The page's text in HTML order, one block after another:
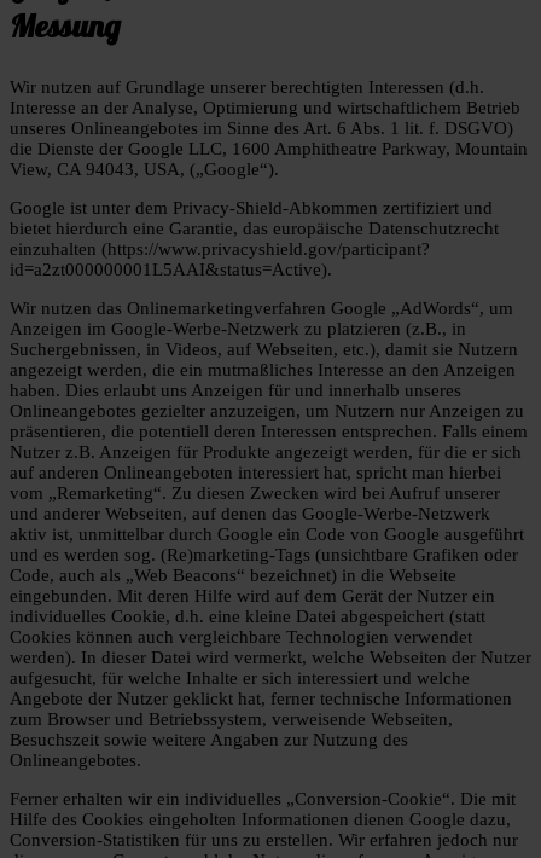
Messung
Wir nutzen auf Grundlage unserer berechtigten Interessen (d.h.
Interesse an der Analyse, Optimierung und wirtschaftlichem Betrieb
unseres Onlineangebotes im Sinne des Art. 6 Abs. 1 lit. f. DSGVO)
die Dienste der Google LLC, 1600 Amphitheatre Parkway, Mountain
View, CA 94043, USA, („Google“).
Google ist unter dem Privacy-Shield-Abkommen zertifiziert und
bietet hierdurch eine Garantie, das europäische Datenschutzrecht
einzuhalten (https://www.privacyshield.gov/participant?
id=a2zt000000001L5AAI&status=Active).
Wir nutzen das Onlinemarketingverfahren Google „AdWords“, um
Anzeigen im Google-Werbe-Netzwerk zu platzieren (z.B., in
Suchergebnissen, in Videos, auf Webseiten, etc.), damit sie Nutzern
angezeigt werden, die ein mutmaßliches Interesse an den Anzeigen
haben. Dies erlaubt uns Anzeigen für und innerhalb unseres
Onlineangebotes gezielter anzuzeigen, um Nutzern nur Anzeigen zu
präsentieren, die potentiell deren Interessen entsprechen. Falls einem
Nutzer z.B. Anzeigen für Produkte angezeigt werden, für die er sich
auf anderen Onlineangeboten interessiert hat, spricht man hierbei
vom „Remarketing“. Zu diesen Zwecken wird bei Aufruf unserer
und anderer Webseiten, auf denen das Google-Werbe-Netzwerk
aktiv ist, unmittelbar durch Google ein Code von Google ausgeführt
und es werden sog. (Re)marketing-Tags (unsichtbare Grafiken oder
Code, auch als „Web Beacons“ bezeichnet) in die Webseite
eingebunden. Mit deren Hilfe wird auf dem Gerät der Nutzer ein
individuelles Cookie, d.h. eine kleine Datei abgespeichert (statt
Cookies können auch vergleichbare Technologien verwendet
werden). In dieser Datei wird vermerkt, welche Webseiten der Nutzer
aufgesucht, für welche Inhalte er sich interessiert und welche
Angebote der Nutzer geklickt hat, ferner technische Informationen
zum Browser und Betriebssystem, verweisende Webseiten,
Besuchszeit sowie weitere Angaben zur Nutzung des
Onlineangebotes.
Ferner erhalten wir ein individuelles „Conversion-Cookie“. Die mit
Hilfe des Cookies eingeholten Informationen dienen Google dazu,
Conversion-Statistiken für uns zu erstellen. Wir erfahren jedoch nur